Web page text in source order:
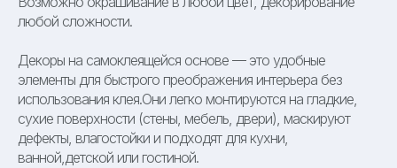
любой сложности.
Декоры на самоклеящейся основе — это удобные
элементы для быстрого преображения интерьера без
использования клея.Они легко монтируются на гладкие,
сухие поверхности (стены, мебель, двери), маскируют
дефекты, влагостойки и подходят для кухни,
ванной,детской или гостиной.